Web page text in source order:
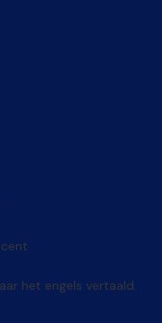
het engels vertaald.